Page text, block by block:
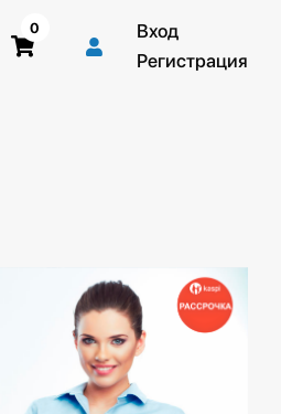
0
Вход
Регистрация